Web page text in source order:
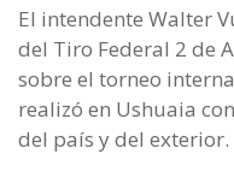
El intendente Walter
del Tiro Federal 2 de
sobre el torneo
realizó en Ushuaia
del país y del exterior.